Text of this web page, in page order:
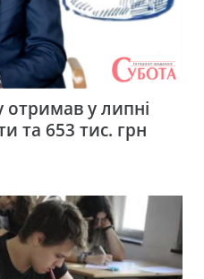
у липні
та 653 тис. грн